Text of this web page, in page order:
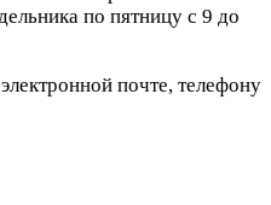
по пятницу с 9 до
почте, телефону